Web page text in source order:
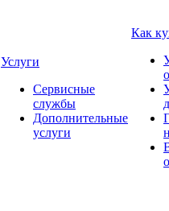
Услуги
Сервисные
службы
Дополнительные
услуги
Как